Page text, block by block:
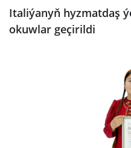
Italiýanyň hyzmatdaş
okuwlar geçirildi